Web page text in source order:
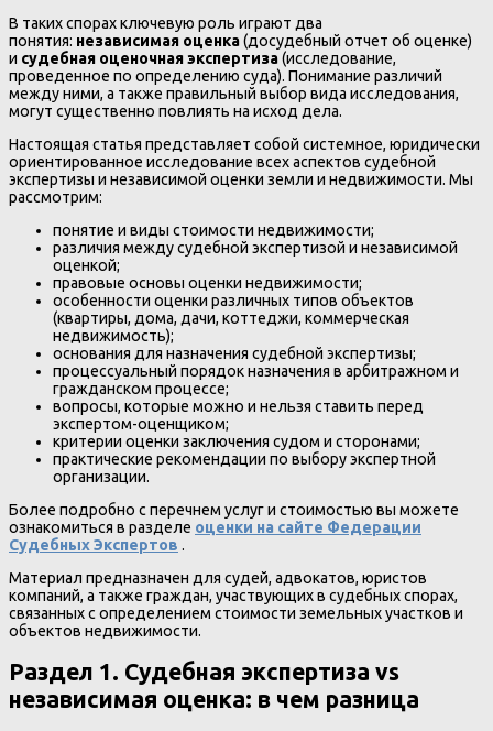
В таких спорах ключевую роль играют два
понятия: независимая оценка(досудебный отчет об оценке)
и судебная оценочная экспертиза(исследование,
проведенное по определению суда). Понимание различий
между ними, а также правильный выбор вида исследования,
могут существенно повлиять на исход дела.
Настоящая статья представляет собой системное, юридически
ориентированное исследование всех аспектов судебной
экспертизы и независимой оценки земли и недвижимости. Мы
рассмотрим:
понятие и виды стоимости недвижимости;
различия между судебной экспертизой и независимой
оценкой;
правовые основы оценки недвижимости;
особенности оценки различных типов объектов
(квартиры, дома, дачи, коттеджи, коммерческая
недвижимость);
основания для назначения судебной экспертизы;
процессуальный порядок назначения в арбитражном и
гражданском процессе;
вопросы, которые можно и нельзя ставить перед
экспертом-оценщиком;
критерии оценки заключения судом и сторонами;
практические рекомендации по выбору экспертной
организации.
Более подробно с перечнем услуг и стоимостью вы можете
ознакомиться в разделе оценки на сайте Федерации
Судебных Экспертов .
Материал предназначен для судей, адвокатов, юристов
компаний, а также граждан, участвующих в судебных спорах,
связанных с определением стоимости земельных участков и
объектов недвижимости.
Раздел 1. Судебная экспертиза vs
независимая оценка: в чем разница